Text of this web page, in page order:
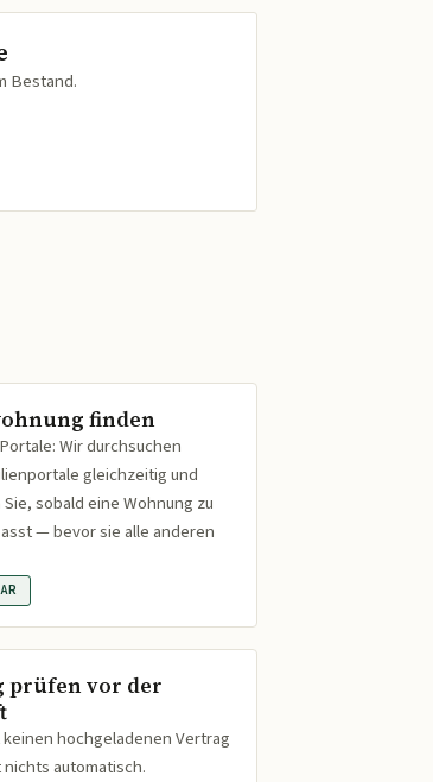
Bestand.
finden
Wir durchsuchen
gleichzeitig und
sobald eine Wohnung zu
— bevor sie alle anderen
prüfen vor der
hochgeladenen Vertrag
nichts automatisch.